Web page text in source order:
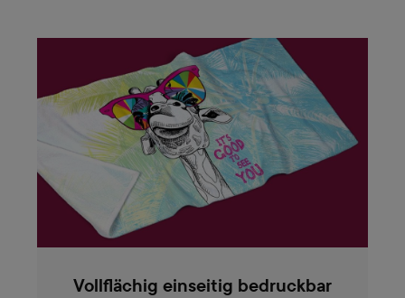
Vollflächig einseitig bedruckbar